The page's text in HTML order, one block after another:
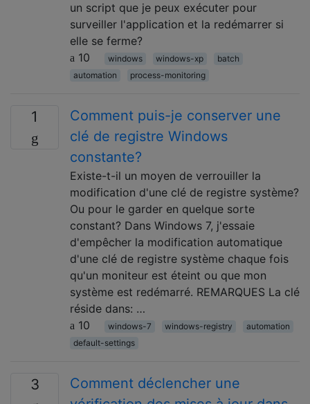
un script que je peux exécuter pour
surveiller l'application et la redémarrer si
elle se ferme?
10
windows windows-xp
batch
automation
process-monitoring
1
Comment puis-je conserver une
clé de registre Windows
constante?
Existe-t-il un moyen de verrouiller la
modification d'une clé de registre système?
Ou pour le garder en quelque sorte
constant? Dans Windows 7, j'essaie
d'empêcher la modification automatique
d'une clé de registre système chaque fois
qu'un moniteur est éteint ou que mon
système est redémarré. REMARQUES La clé
réside dans: …
10
windows-7 windows-registry
automation
default-settings
3
Comment déclencher une